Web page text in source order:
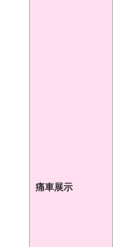
痛車展示